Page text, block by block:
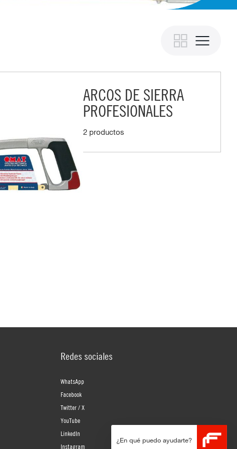
ARCOS DE SIERRA
PROFESIONALES
2 productos
Redes sociales
WhatsApp
Facebook
Twitter / X
YouTube
LinkedIn
Instagram
¿En qué puedo ayudarte?